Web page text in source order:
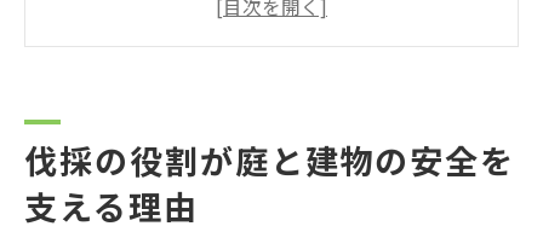
伐採を活用した敷地のリスク軽減ポイント
剪定と伐採の違いをわかりやすく整理
伐採の意味と目的をケース別に徹底解説
伐採の役割が庭と建物の安全を
支える理由